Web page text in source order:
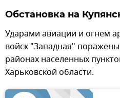
Обстановка на
Ударами авиации и огнем
войск "Западная"
районах населенных
Харьковской области.